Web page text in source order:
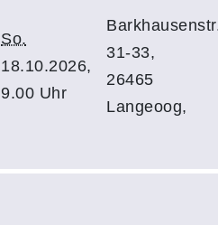
So.
18.10.2026,
9.00 Uhr
31-33,
26465
Langeoog,